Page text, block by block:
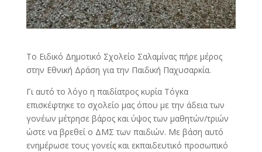
Το Ειδικό Δημοτικό Σχολείο Σαλαμίνας πήρε μέρος
στην Εθνική Δράση για την Παιδική Παχυσαρκία.
Γι αυτό το λόγο η παιδίατρος κυρία Τόγκα
επισκέφτηκε το σχολείο μας όπου με την άδεια των
γονέων μέτρησε βάρος και ύψος των μαθητών/τριών
ώστε να βρεθεί ο ΔΜΣ των παιδιών. Με βάση αυτό
ενημέρωσε τους γονείς και εκπαιδευτικό προσωπικό